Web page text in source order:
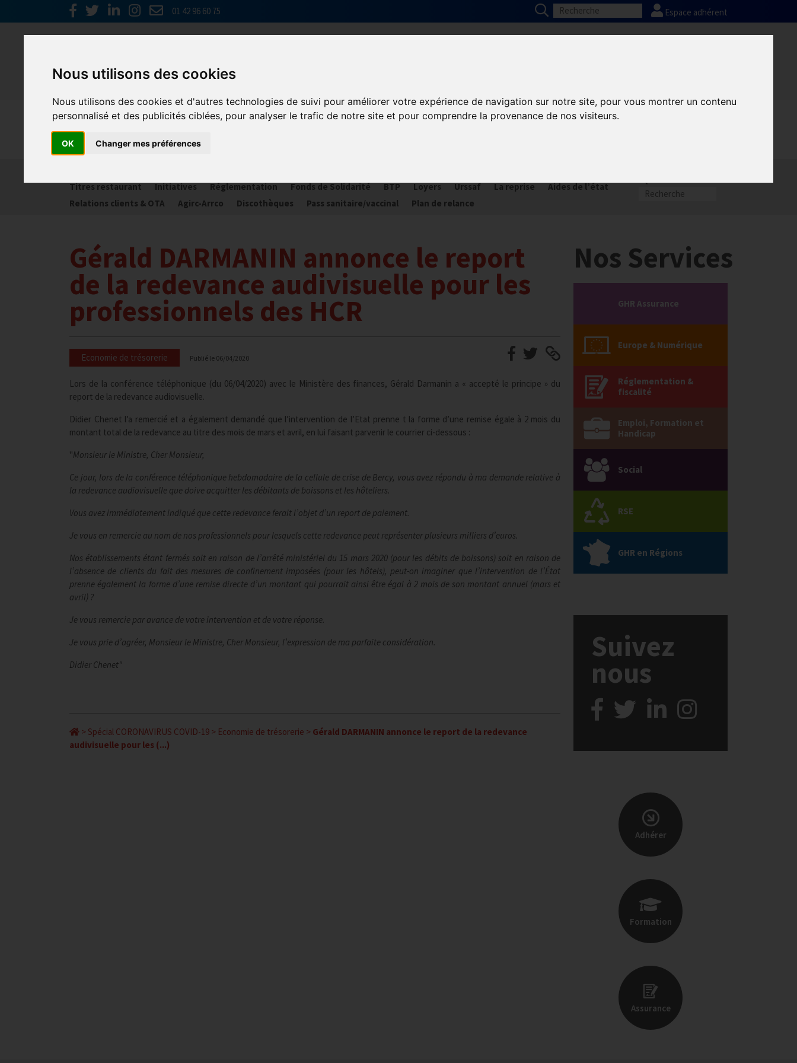
Nous utilisons des cookies
Nous utilisons des cookies et d'autres technologies de suivi pour améliorer votre expérience de navigation sur notre site, pour vous montrer un contenu
personnalisé et des publicités ciblées, pour analyser le trafic de notre site et pour comprendre la provenance de nos visiteurs.
OK Changer mes préférences
01 42 96 60 75 Espace adhérent
Spécial CORONAVIRUS COVID-19
Titres restaurant
Initiatives Réglementation Fonds de Solidarité BTP Loyers Urssaf La reprise
Aides de l’état
Relations clients & OTA
Agirc-Arrco Discothèques Pass sanitaire/vaccinal Plan de relance
Gérald DARMANIN annonce le report
de la redevance audivisuelle pour les
professionnels des HCR
Economie de trésorerie Publié le 06/04/2020
Lors de la conférence téléphonique (du 06/04/2020) avec le Ministère des finances, Gérald Darmanin a « accepté le principe » du
report de la redevance audiovisuelle.
Didier Chenet l’a remercié et a également demandé que l’intervention de l’Etat prenne t la forme d’une remise égale à 2 mois du
montant total de la redevance au titre des mois de mars et avril, en lui faisant parvenir le courrier ci-dessous :
"Monsieur le Ministre, Cher Monsieur,
Ce jour, lors de la conférence téléphonique hebdomadaire de la cellule de crise de Bercy, vous avez répondu à ma demande relative à
la redevance audiovisuelle que doive acquitter les débitants de boissons et les hôteliers.
Vous avez immédiatement indiqué que cette redevance ferait l’objet d’un report de paiement.
Je vous en remercie au nom de nos professionnels pour lesquels cette redevance peut représenter plusieurs milliers d’euros.
Nos établissements étant fermés soit en raison de l’arrêté ministériel du 15 mars 2020 (pour les débits de boissons) soit en raison de
l’absence de clients du fait des mesures de confinement imposées (pour les hôtels), peut-on imaginer que l’intervention de l’État
prenne également la forme d’une remise directe d’un montant qui pourrait ainsi être égal à 2 mois de son montant annuel (mars et
avril) ?
Je vous remercie par avance de votre intervention et de votre réponse.
Je vous prie d’agréer, Monsieur le Ministre, Cher Monsieur, l’expression de ma parfaite considération.
Didier Chenet"
> Spécial CORONAVIRUS COVID-19 > Economie de trésorerie > Gérald DARMANIN annonce le report de la redevance
audivisuelle pour les (...)
Nos Services
GHR Assurance
Europe & Numérique
Réglementation &
fiscalité
Emploi, Formation et
Handicap
Social
RSE
GHR en Régions
Suivez
nous
Adhérer
Formation
Assurance